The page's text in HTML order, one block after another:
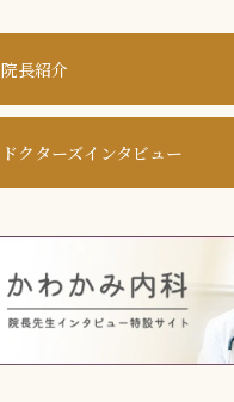
院長紹介
ドクターズインタビュー